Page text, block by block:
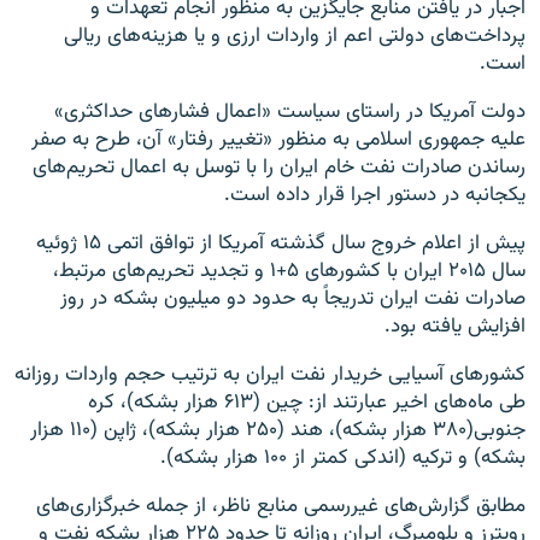
اجبار در یافتن منابع جایگزین به منظور انجام تعهدات و
پرداخت‌های دولتی اعم از واردات ارزی و یا هزینه‌های ریالی
است.
دولت آمریکا در راستای سیاست «اعمال فشارهای حداکثری»
علیه جمهوری اسلامی به منظور «تغییر رفتار» آن، طرح به صفر
رساندن صادرات نفت خام ایران را با توسل به اعمال تحریم‌های
یکجانبه در دستور اجرا قرار داده است.
پیش از اعلام خروج سال گذشته آمریکا از توافق اتمی ۱۵ ژوئیه
سال ۲۰۱۵ ایران با کشورهای ۵+۱ و تجدید تحریم‌های مرتبط،
صادرات نفت ایران تدریجاً به حدود دو میلیون بشکه در روز
افزایش یافته بود.
کشورهای آسیایی خریدار نفت ایران به ترتیب حجم واردات روزانه
طی ماه‌های اخیر عبارتند از: چین (۶۱۳ هزار بشکه)، کره
جنوبی(۳۸۰ هزار بشکه)، هند (۲۵۰ هزار بشکه)، ژاپن (۱۱۰ هزار
بشکه) و ترکیه (اندکی کمتر از ۱۰۰ هزار بشکه).
مطابق گزارش‌های غیررسمی منابع ناظر، از جمله خبرگزاری‌های